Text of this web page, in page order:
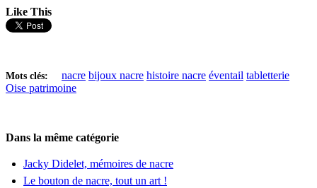
Like This
Mots clés: nacre bijoux nacre histoire nacre éventail tabletterie
Oise patrimoine
Dans la même catégorie
Jacky Didelet, mémoires de nacre
Le bouton de nacre, tout un art !